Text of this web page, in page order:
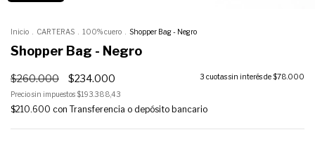
Inicio CARTERAS 100% cuero Shopper Bag - Negro
Shopper Bag - Negro
$260.000 $234.000 3 cuotas sin interés de$78.000
Precio sin impuestos$193.388,43
$210.600 con Transferencia o depósito bancario